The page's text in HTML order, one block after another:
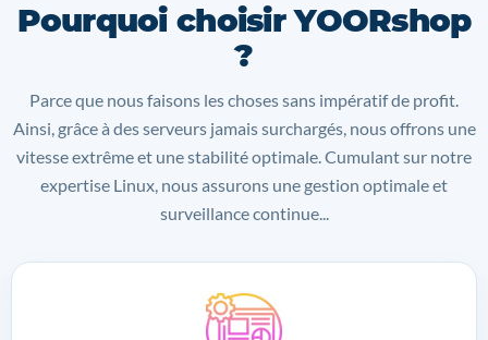
Pourquoi choisir YOORshop
?
Parce que nous faisons les choses sans impératif de profit.
Ainsi, grâce à des serveurs jamais surchargés, nous offrons une
vitesse extrême et une stabilité optimale. Cumulant sur notre
expertise Linux, nous assurons une gestion optimale et
surveillance continue...